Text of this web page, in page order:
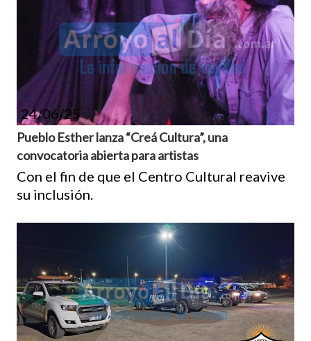
24/06/25
Pueblo Esther lanza “Creá Cultura”, una
convocatoria abierta para artistas
Con el fin de que el Centro Cultural reavive
su inclusión.